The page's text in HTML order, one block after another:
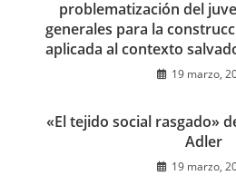
problematización del
generales para la
aplicada al contexto
19 marzo,
«El tejido social rasgado»
Adler
19 marzo,